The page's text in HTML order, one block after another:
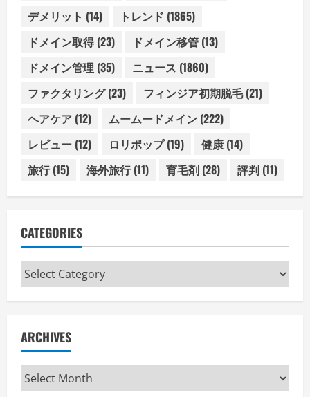
デメリット (14) トレンド (1865)
ドメイン取得(23) ドメイン移管 (13)
ドメイン管理 (35) ニュース (1860)
ファクタリング(23) フィンジア初期脱毛(21)
ヘアケア (12) ムームードメイン (222)
レビュー (12) ロリポップ(19) 健康 (14)
旅行(15) 海外旅行(11) 育毛剤 (28) 評判 (11)
CATEGORIES
Categories
ARCHIVES
Archives